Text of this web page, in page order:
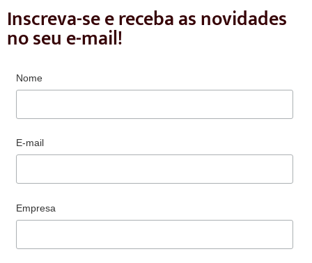
Inscreva-se e receba as novidades
no seu e-mail!
Nome
E-mail
Empresa